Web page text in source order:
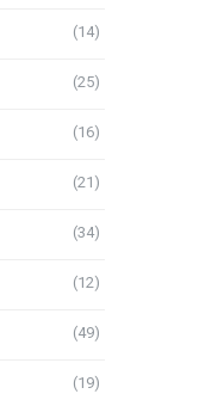
(14)
(25)
(16)
(21)
(34)
(12)
(49)
(19)